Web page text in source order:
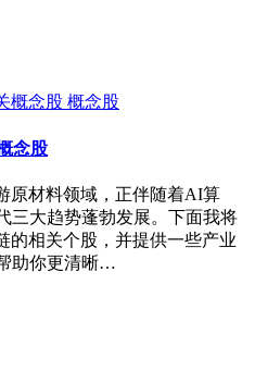
概念股
念股
原材料领域，正伴随着AI算
三大趋势蓬勃发展。下面我将
的相关个股，并提供一些产业
助你更清晰…